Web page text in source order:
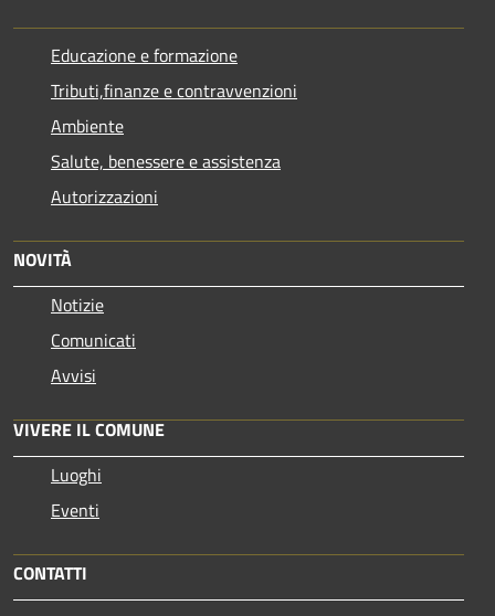
Educazione e formazione
Tributi,finanze e contravvenzioni
Ambiente
Salute, benessere e assistenza
Autorizzazioni
NOVITÀ
Notizie
Comunicati
Avvisi
VIVERE IL COMUNE
Luoghi
Eventi
CONTATTI